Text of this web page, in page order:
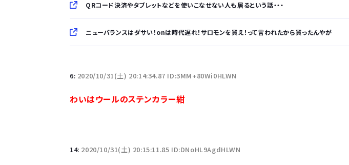
QRコード決済やタブレットなどを使いこなせない人も居るという話・・・
ニューバランスはダサい！onは時代遅れ！サロモンを買え！って言われたから買ったんやが
6: 2020/10/31(土) 20:14:34.87 ID:3MM+80Wi0HLWN
わいはウールのステンカラー紺
14: 2020/10/31(土) 20:15:11.85 ID:DNoHL9AgdHLWN